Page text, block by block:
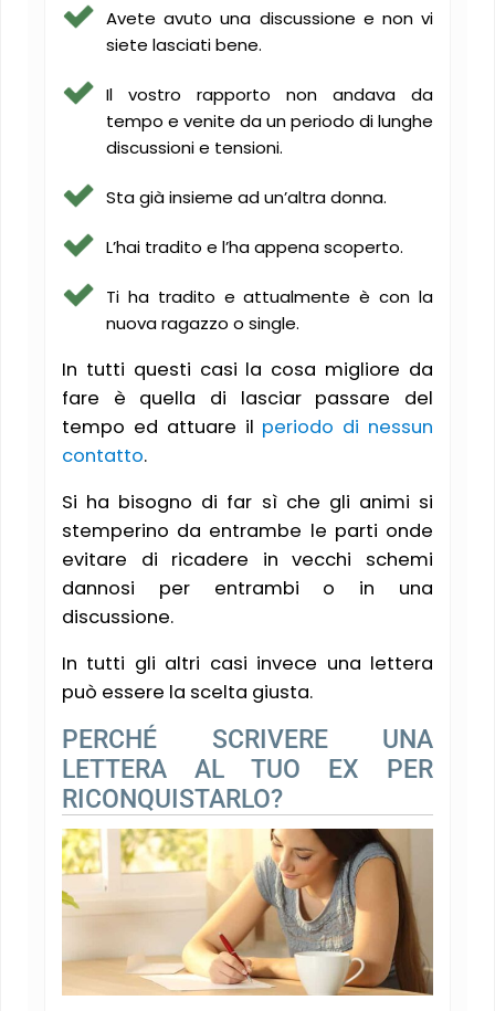
Avete avuto una discussione e non vi
siete lasciati bene.
Il vostro rapporto non andava da
tempo e venite da un periodo di lunghe
discussioni e tensioni.
Sta già insieme ad un’altra donna.
L’hai tradito e l’ha appena scoperto.
Ti ha tradito e attualmente è con la
nuova ragazzo o single.
In tutti questi casi la cosa migliore da
fare è quella di lasciar passare del
tempo ed attuare il periodo di nessun
contatto.
Si ha bisogno di far sì che gli animi si
stemperino da entrambe le parti onde
evitare di ricadere in vecchi schemi
dannosi per entrambi o in una
discussione.
In tutti gli altri casi invece una lettera
può essere la scelta giusta.
PERCHÉ SCRIVERE UNA
LETTERA AL TUO EX PER
RICONQUISTARLO?